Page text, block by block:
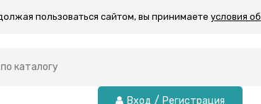
пользоваться сайтом, вы принимаете условия
Вход / Регистрация